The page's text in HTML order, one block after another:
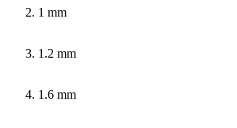
1 mm
1.2 mm
1.6 mm